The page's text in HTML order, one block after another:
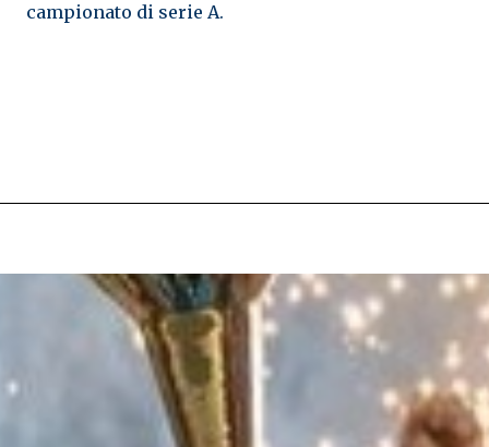
campionato di serie A.